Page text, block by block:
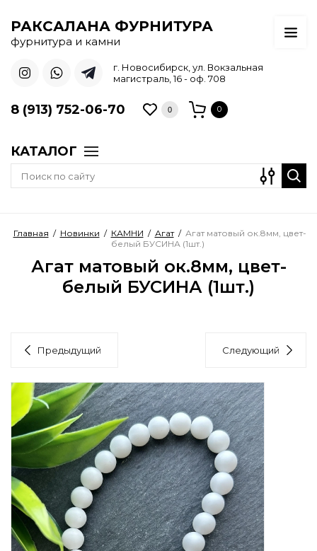
РАКСАЛАНА ФУРНИТУРА
фурнитура и камни
г. Новосибирск, ул. Вокзальная
магистраль, 16 - оф. 708
8 (913) 752-06-70 0 0
КАТАЛОГ
Главная / Новинки / КАМНИ / Агат / Агат матовый ок.8мм, цвет-
белый БУСИНА (1шт.)
Агат матовый ок.8мм, цвет-
белый БУСИНА (1шт.)
Предыдущий Следующий